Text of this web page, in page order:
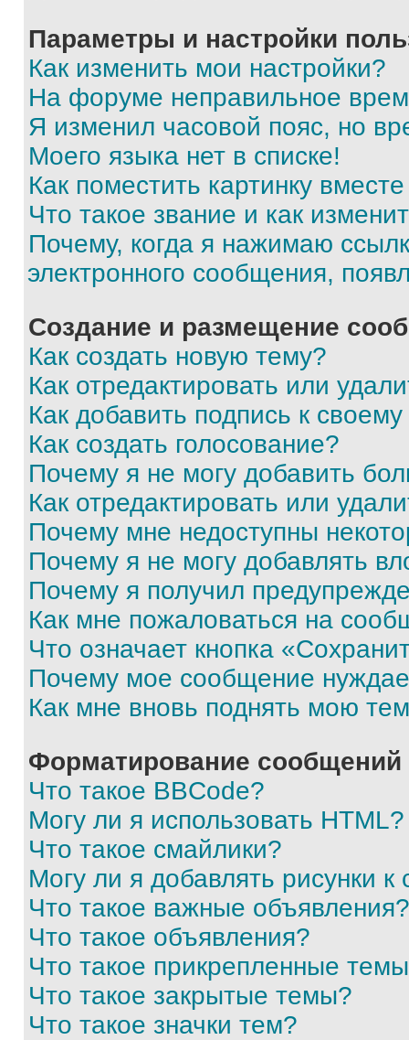
Параметры и настройки
Как изменить мои настройки?
На форуме неправильное
Я изменил часовой пояс, но
Моего языка нет в списке!
Как поместить картинку
Что такое звание и как
Почему, когда я нажимаю
электронного сообщения,
Создание и размещение
Как создать новую тему?
Как отредактировать или
Как добавить подпись к
Как создать голосование?
Почему я не могу добавить
Как отредактировать или
Почему мне недоступны
Почему я не могу добавлять
Почему я получил
Как мне пожаловаться на
Что означает кнопка
Почему мое сообщение
Как мне вновь поднять мою
Форматирование
Что такое BBCode?
Могу ли я использовать HTML?
Что такое смайлики?
Могу ли я добавлять рисунки
Что такое важные объявления?
Что такое объявления?
Что такое прикрепленные
Что такое закрытые темы?
Что такое значки тем?